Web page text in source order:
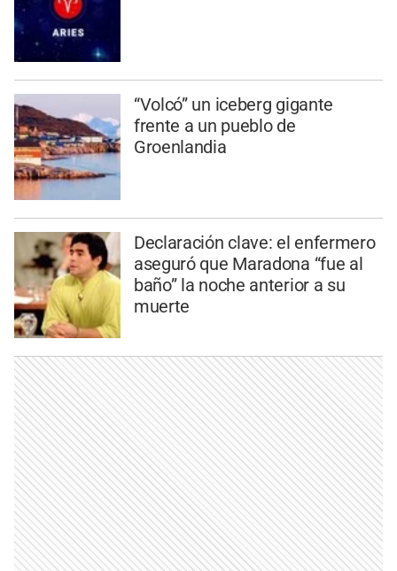
“Volcó” un iceberg gigante
frente a un pueblo de
Groenlandia
Declaración clave: el enfermero
aseguró que Maradona “fue al
baño” la noche anterior a su
muerte